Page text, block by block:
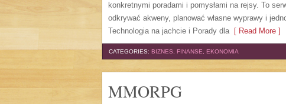
konkretnymi poradami i pomysłami na rejsy. To
odkrywać akweny, planować własne wyprawy i
Technologia na jachcie i Porady dla[ Read More ]
CATEGORIES: BIZNES, FINANSE, EKONOMIA
MMORPG